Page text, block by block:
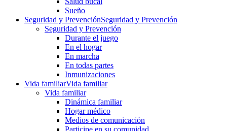
Sueño
Seguridad y PrevenciónSeguridad y Prevención
Seguridad y Prevención
Durante el juego
En el hogar
En marcha
En todas partes
Inmunizaciones
Vida familiarVida familiar
Vida familiar
Dinámica familiar
Hogar médico
Medios de comunicación
Participe en su comunidad